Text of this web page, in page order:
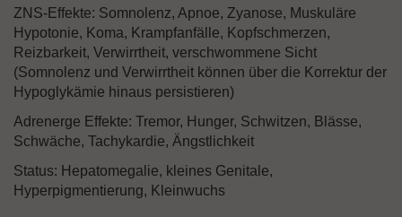
ZNS-Effekte: Somnolenz, Apnoe, Zyanose, Muskuläre
Hypotonie, Koma, Krampfanfälle, Kopfschmerzen,
Reizbarkeit, Verwirrtheit, verschwommene Sicht
(Somnolenz und Verwirrtheit können über die Korrektur der
Hypoglykämie hinaus persistieren)
Adrenerge Effekte: Tremor, Hunger, Schwitzen, Blässe,
Schwäche, Tachykardie, Ängstlichkeit
Status: Hepatomegalie, kleines Genitale,
Hyperpigmentierung, Kleinwuchs